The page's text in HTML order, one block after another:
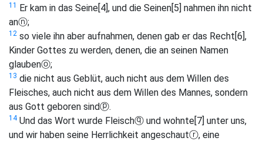
11 Er kam in das Seine[4], und die Seinen[5] nahmen ihn nicht
anⓝ;
12 so viele ihn aber aufnahmen, denen gab er das Recht[6],
Kinder Gottes zu werden, denen, die an seinen Namen
glaubenⓞ;
13 die nicht aus Geblüt, auch nicht aus dem Willen des
Fleisches, auch nicht aus dem Willen des Mannes, sondern
aus Gott geboren sindⓟ.
14Und das Wort wurde Fleischⓠ und wohnte[7] unter uns,
und wir haben seine Herrlichkeit angeschautⓡ, eine